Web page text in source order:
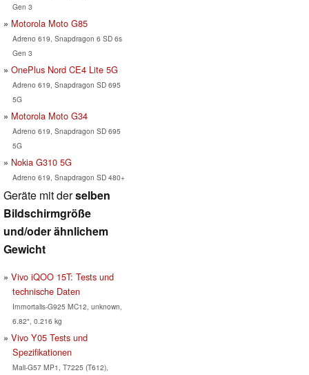
Gen 3
Motorola Moto G85
Adreno 619, Snapdragon 6 SD 6s
Gen 3
OnePlus Nord CE4 Lite 5G
Adreno 619, Snapdragon SD 695
5G
Motorola Moto G34
Adreno 619, Snapdragon SD 695
5G
Nokia G310 5G
Adreno 619, Snapdragon SD 480+
Geräte mit derselben
Bildschirmgröße
und/oder ähnlichem
Gewicht
Vivo iQOO 15T: Tests und
technische Daten
Immortalis-G925 MC12, unknown,
6.82", 0.216 kg
Vivo Y05 Tests und
Spezifikationen
Mali-G57 MP1, T7225 (T612),